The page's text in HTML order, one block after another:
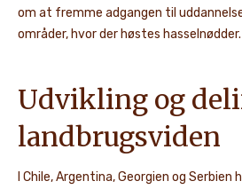
om at fremme adgangen til
områder, hvor der høstes hasselnødder.
Udvikling og
landbrugsviden
I Chile, Argentina, Georgien og